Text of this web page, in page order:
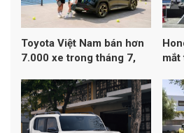
Toyota Việt Nam bán hơn
7.000 xe trong tháng 7,
doanh số
mắt